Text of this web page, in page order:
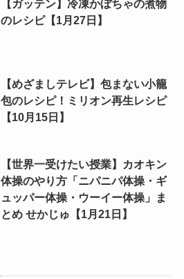
【ガッテン】冷凍かぼちゃの煮物
のレシピ【1月27日】
【めざましテレビ】包まない小籠
包のレシピ！ミリオン再生レシピ
【10月15日】
【世界一受けたい授業】カオキン
体操のやり方「ニパニパ体操・ギ
ュッパー体操・ウーイー体操」ま
とめ せかじゅ【1月21日】